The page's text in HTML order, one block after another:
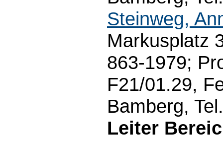
Steinweg,
Markusplatz
863-1979;
F21/01.29,
Bamberg,
Leiter